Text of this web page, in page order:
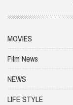
MOVIES
Film News
NEWS
LIFE STYLE